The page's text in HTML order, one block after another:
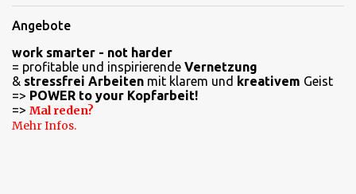
n
t
a
r
e
Angebote
work smarter - not harder
= profitable und inspirierende Vernetzung
& stressfrei Arbeiten mit klarem und kreativem Geist
=> POWER to your Kopfarbeit!
=> Mal reden?
Mehr Infos.